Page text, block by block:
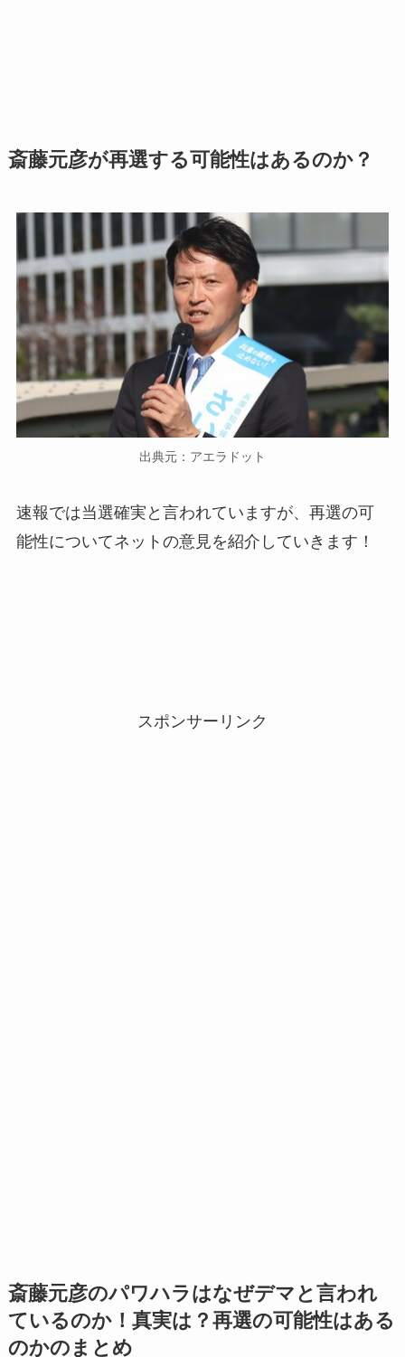
斎藤元彦が再選する可能性はあるのか？
出典元：アエラドット
速報では当選確実と言われていますが、再選の可
能性についてネットの意見を紹介していきます！
スポンサーリンク
斎藤元彦のパワハラはなぜデマと言われ
ているのか！真実は？再選の可能性はある
のかのまとめ